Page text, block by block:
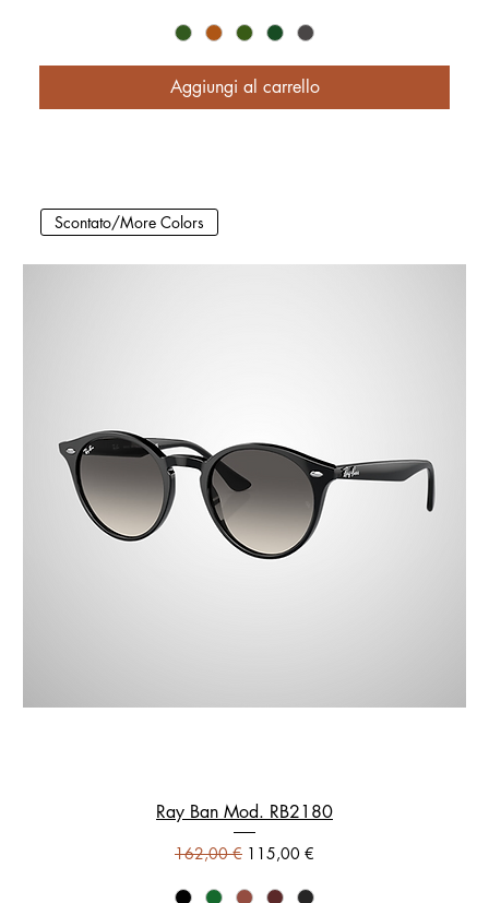
Aggiungi al carrello
Scontato/More Colors
Ray Ban Mod. RB2180
Prezzo regolare
162,00 € Prezzo scontato
115,00 €